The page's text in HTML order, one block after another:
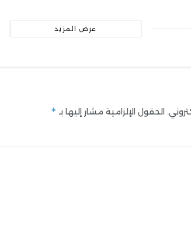
عرض المزيد
الحقول الإلزامية مشار إليها بـ *